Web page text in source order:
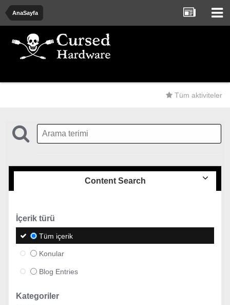
AnaSayfa
Tüm aktiviteler
Content Search
İçerik türü
Tüm içerik
Konular
Blog Entries
Kategoriler